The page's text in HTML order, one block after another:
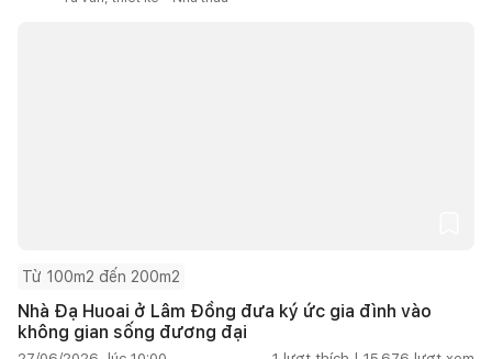
Từ 100m2 đến 200m2
Nhà Đạ Huoai ở Lâm Đồng đưa ký ức gia đình vào
không gian sống đương đại